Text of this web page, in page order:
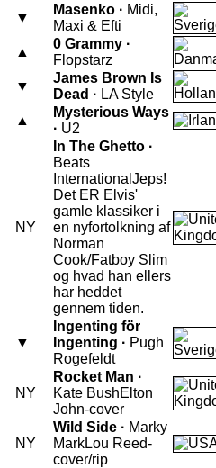
▼
Masenko · Midi,
Maxi & Efti
▲
0 Grammy ·
Flopstarz
▼
James Brown Is
Dead · LA Style
▲
Mysterious Ways
· U2
NY
In The Ghetto ·
Beats
International Jeps!
Det ER Elvis'
gamle klassiker i
en nyfortolkning af
Norman
Cook/Fatboy Slim
og hvad han ellers
har heddet
gennem tiden.
▼
Ingenting för
Ingenting · Pugh
Rogefeldt
NY
Rocket Man ·
Kate BushElton
John-cover
NY
Wild Side · Marky
MarkLou Reed-
cover/rip